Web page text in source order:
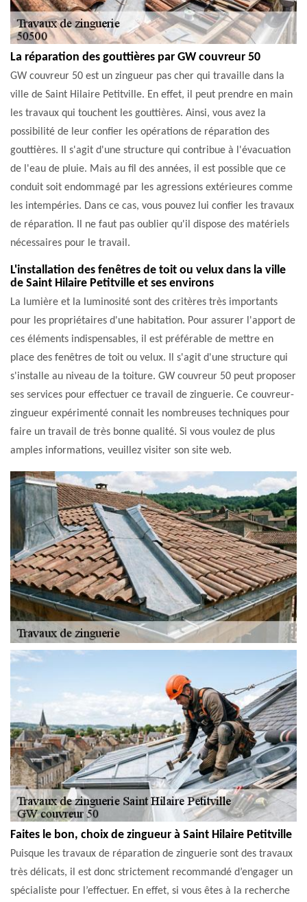
La réparation des gouttières par GW couvreur 50
GW couvreur 50 est un zingueur pas cher qui travaille dans la
ville de Saint Hilaire Petitville. En effet, il peut prendre en main
les travaux qui touchent les gouttières. Ainsi, vous avez la
possibilité de leur confier les opérations de réparation des
gouttières. Il s'agit d'une structure qui contribue à l'évacuation
de l'eau de pluie. Mais au fil des années, il est possible que ce
conduit soit endommagé par les agressions extérieures comme
les intempéries. Dans ce cas, vous pouvez lui confier les travaux
de réparation. Il ne faut pas oublier qu'il dispose des matériels
nécessaires pour le travail.
L'installation des fenêtres de toit ou velux dans la ville
de Saint Hilaire Petitville et ses environs
La lumière et la luminosité sont des critères très importants
pour les propriétaires d'une habitation. Pour assurer l'apport de
ces éléments indispensables, il est préférable de mettre en
place des fenêtres de toit ou velux. Il s'agit d'une structure qui
s'installe au niveau de la toiture. GW couvreur 50 peut proposer
ses services pour effectuer ce travail de zinguerie. Ce couvreur-
zingueur expérimenté connait les nombreuses techniques pour
faire un travail de très bonne qualité. Si vous voulez de plus
amples informations, veuillez visiter son site web.
Faites le bon, choix de zingueur à Saint Hilaire Petitville
Puisque les travaux de réparation de zinguerie sont des travaux
très délicats, il est donc strictement recommandé d’engager un
spécialiste pour l’effectuer. En effet, si vous êtes à la recherche